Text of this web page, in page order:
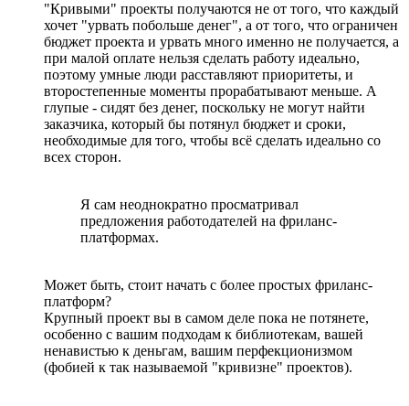
"Кривыми" проекты получаются не от того, что каждый
хочет "урвать побольше денег", а от того, что ограничен
бюджет проекта и урвать много именно не получается, а
при малой оплате нельзя сделать работу идеально,
поэтому умные люди расставляют приоритеты, и
второстепенные моменты прорабатывают меньше. А
глупые - сидят без денег, поскольку не могут найти
заказчика, который бы потянул бюджет и сроки,
необходимые для того, чтобы всё сделать идеально со
всех сторон.
Я сам неоднократно просматривал
предложения работодателей на фриланс-
платформах.
Может быть, стоит начать с более простых фриланс-
платформ?
Крупный проект вы в самом деле пока не потянете,
особенно с вашим подходам к библиотекам, вашей
ненавистью к деньгам, вашим перфекционизмом
(фобией к так называемой "кривизне" проектов).